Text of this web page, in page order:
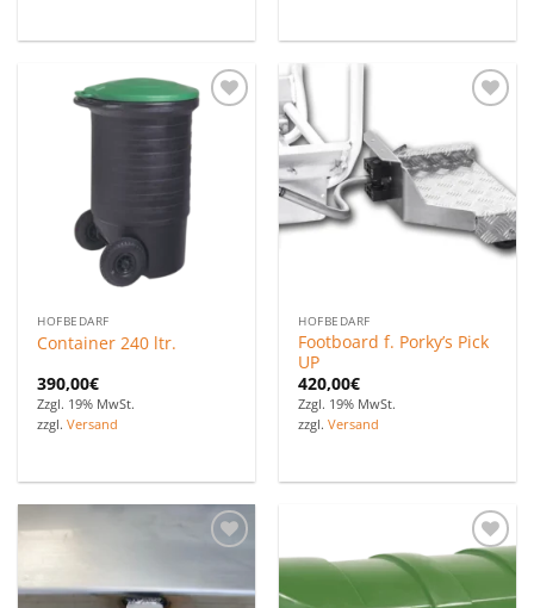
Zu den
Favoriten
hinzufügen
HOFBEDARF
Container 240 ltr.
390,00€
Zzgl. 19% MwSt.
zzgl.Versand
Favoriten
hinzufügen
HOFBEDARF
Footboard f. Porky’s Pick
UP
420,00€
Zzgl. 19% MwSt.
zzgl.Versand
hinzufügen
Zu den
hinzufügen